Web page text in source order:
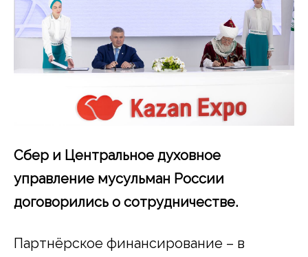
Сбер и Центральное духовное
управление мусульман России
договорились о сотрудничестве.
Партнёрское финансирование – в